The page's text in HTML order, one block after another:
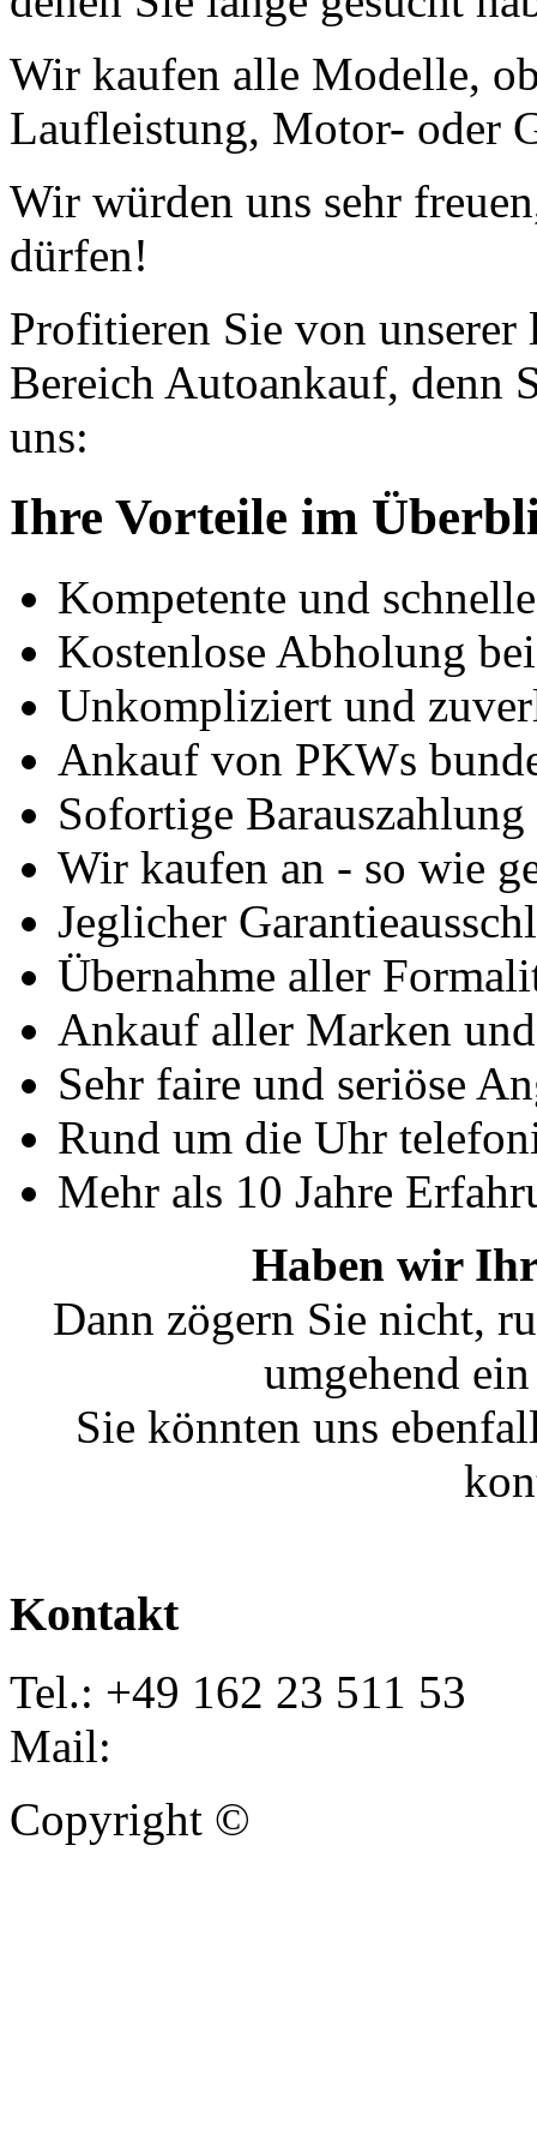
Wir kaufen alle Modelle,
Laufleistung, Motor- oder
Wir würden uns sehr
dürfen!
Profitieren Sie von
Bereich Autoankauf, denn
uns:
Ihre Vorteile im
Kompetente und
Kostenlose Abholung
Unkompliziert und
Ankauf von PKWs
Sofortige
Wir kaufen an - so wie
Jeglicher
Übernahme aller
Ankauf aller Marken
Sehr faire und seriöse
Rund um die Uhr
Mehr als 10 Jahre
Haben wir Ihr
Dann zögern Sie nicht,
umgehend
Sie könnten uns
Kontakt
Tel.: +49 162 23 511 53
Mail:
Copyright ©